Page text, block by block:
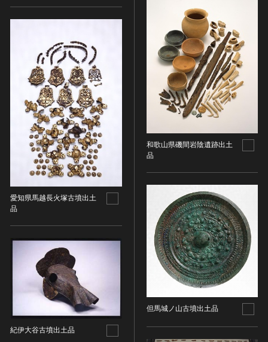
愛知県馬越長火塚古墳出土
品
紀伊大谷古墳出土品
和歌山県磯間岩陰遺跡出土
品
但馬城ノ山古墳出土品
江戸 [日本]
明治 [日本]
大正 [日本]
昭和以降 [日本]
昭和 [日本]
平成 [日本]
令和 [日本]
旧石器 [朝鮮半島]
新石器 [朝鮮半島]
青銅器 [朝鮮半島]
原三国・朝鮮三国 [朝鮮半島]
新羅 [朝鮮半島]
高麗 [朝鮮半島]
朝鮮 [朝鮮半島]
近現代 [朝鮮半島]
旧石器 [中国]
絵画
油彩画
水彩
素描
東洋画(日本画を除く)
その他
版画
木版画
銅版画
リトグラフ（石版画）
シルクスクリーン
彫刻
木像
金属像
石像
石膏像
その他
工芸品
所蔵館
指定区分
指定区分を選択
国宝
重要文化財
登録有形文化財
重要無形文化財
登録無形文化財
記録作成等の措置を講ずべき無形文化財
重要有形民俗文化財
記録作成等の措置を講ずべき無形の民俗文化財
史跡
名勝
天然記念物
特別名勝
メディア（動画等）
メディア（動画等）を選択
動画
高画質画像
画像ライセンス
画像ライセンスを選択
CC0
CC BY-SA（表示—継承）
CC BY-ND（表示—改変禁止）
CC BY-NC（表示—非営利）
CC BY-NC-SA（表示—非営利—継承）
CC BY-NC-ND（表示—非営利—改変禁止）
IN COPYRIGHT（著作権あり）
20件で表示
入力情報をクリア
連想検索